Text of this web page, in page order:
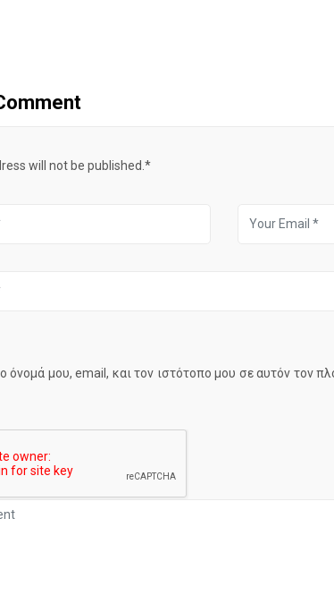
will not be published.*
όνομά μου, email, και τον ιστότοπο μου σε αυτόν τον